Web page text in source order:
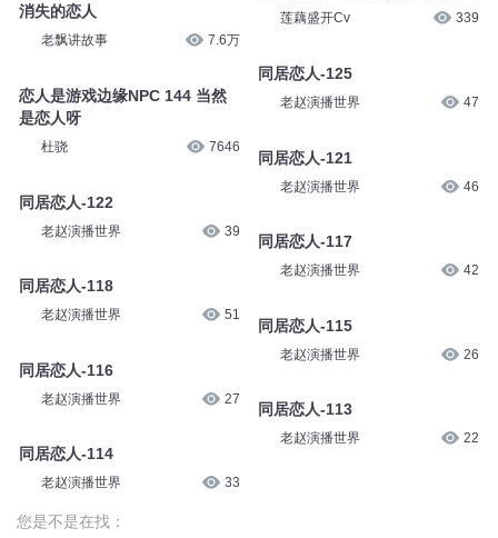
消失的恋人
老飘讲故事 7.6万
恋人是游戏边缘NPC 144 当然
是恋人呀
杜骁 7646
同居恋人-122
老赵演播世界 39
同居恋人-118
老赵演播世界 51
同居恋人-116
老赵演播世界 27
同居恋人-114
老赵演播世界 33
莲藕盛开Cv 339
同居恋人-125
老赵演播世界 47
同居恋人-121
老赵演播世界 46
同居恋人-117
老赵演播世界 42
同居恋人-115
老赵演播世界 26
同居恋人-113
老赵演播世界 22
您是不是在找：